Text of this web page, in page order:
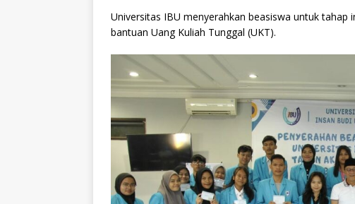
Universitas IBU menyerahkan beasiswa untuk tahap
bantuan Uang Kuliah Tunggal (UKT).